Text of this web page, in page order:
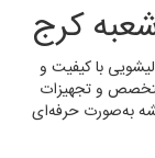
کرج
با کیفیت و
و تجهیزات
به‌صورت حرفه‌ای